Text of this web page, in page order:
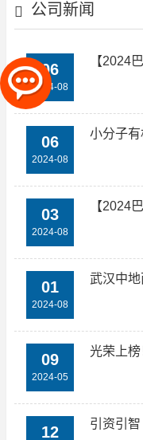
公司新闻
06
2024-08
06
2024-08
03
2024-08
01
2024-08
09
2024-05
光荣上榜
12